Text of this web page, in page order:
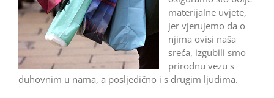
materijalne uvjete,
jer vjerujemo da o
njima ovisi naša
sreća, izgubili smo
prirodnu vezu s
duhovnim u nama, a posljedično i s drugim ljudima.